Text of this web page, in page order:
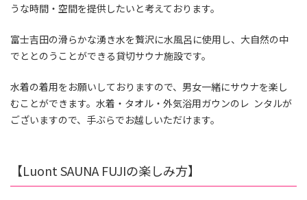
うな時間・空間を提供したいと考えております。
富⼠吉⽥の滑らかな湧き⽔を贅沢に⽔⾵呂に使⽤し、⼤⾃然の中
でととのうことができる貸切サウナ施設です。
⽔着の着⽤をお願いしておりますので、男⼥⼀緒にサウナを楽し
むことができます。⽔着・タオル・外気浴⽤ガウンのレ ンタルが
ございますので、⼿ぶらでお越しいただけます。
【Luont SAUNA FUJIの楽しみ⽅】